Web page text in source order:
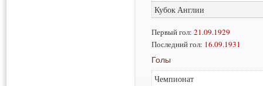
Кубок Англии
Первый гол: 21.09.1929
Последний гол: 16.09.1931
Голы
Чемпионат